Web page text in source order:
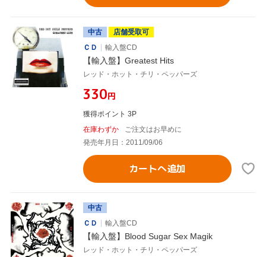
中古
店舗受取可
ＣＤ
輸入盤CD
【輸入盤】Greatest Hits
レッド・ホット・チリ・ペッパーズ
¥330円
獲得ポイント 3P
在庫わずか
ご注文はお早めに
発売年月日：2011/09/06
カートへ追加
中古
ＣＤ
輸入盤CD
【輸入盤】Blood Sugar Sex Magik
レッド・ホット・チリ・ペッパーズ